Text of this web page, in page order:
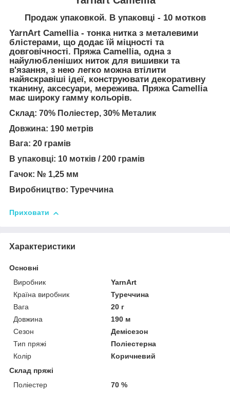
Продаж упаковкой. В упаковці - 10 мотков
YarnArt Camellia - тонка нитка з металевими
блістерами, що додає їй міцності та
довговічності. Пряжа Camellia, одна з
найулюбленіших ниток для вишивки та
в'язання, з нею легко можна втілити
найяскравіші ідеї, конструювати декоративну
тканину, аксесуари, мережива. Пряжа Camellia
має широку гамму кольорів.
Склад: 70% Поліестер, 30% Металик
Довжина: 190 метрів
Вага: 20 грамів
В упаковці: 10 мотків / 200 грамів
Гачок: № 1,25 мм
Виробництво: Туреччина
Приховати
Характеристики
Основні
Виробник
YarnArt
Країна виробник
Туреччина
Вага
20 г
Довжина
190 м
Сезон
Демісезон
Тип пряжі
Поліестерна
Колір
Коричневий
Склад пряжі
Поліестер
70 %